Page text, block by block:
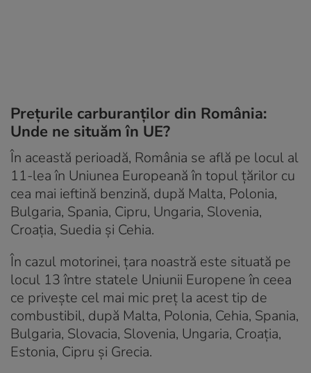
Prețurile carburanților din România:
Unde ne situăm în UE?
În această perioadă, România se află pe locul al
11-lea în Uniunea Europeană în topul țărilor cu
cea mai ieftină benzină, după Malta, Polonia,
Bulgaria, Spania, Cipru, Ungaria, Slovenia,
Croația, Suedia și Cehia.
În cazul motorinei, țara noastră este situată pe
locul 13 între statele Uniunii Europene în ceea
ce privește cel mai mic preț la acest tip de
combustibil, după Malta, Polonia, Cehia, Spania,
Bulgaria, Slovacia, Slovenia, Ungaria, Croația,
Estonia, Cipru și Grecia.